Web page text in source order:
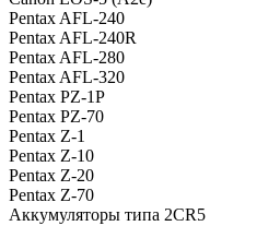
Pentax AFL-240
Pentax AFL-240R
Pentax AFL-280
Pentax AFL-320
Pentax PZ-1P
Pentax PZ-70
Pentax Z-1
Pentax Z-10
Pentax Z-20
Pentax Z-70
Аккумуляторы типа 2CR5